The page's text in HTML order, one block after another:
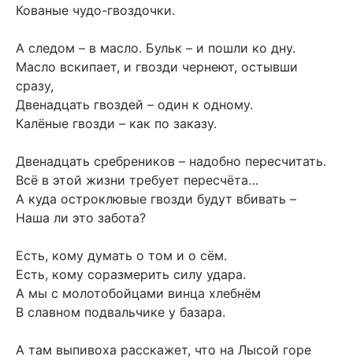
Кованые чудо-гвоздочки.
А следом – в масло. Бульк – и пошли ко дну.
Масло вскипает, и гвозди чернеют, остывши
сразу,
Двенадцать гвоздей – один к одному.
Калёные гвозди – как по заказу.
Двенадцать сребреников – надобно пересчитать.
Всё в этой жизни требует пересчёта…
А куда остроклювые гвозди будут вбивать –
Наша ли это забота?
Есть, кому думать о том и о сём.
Есть, кому соразмерить силу удара.
А мы с молотобойцами винца хлебнём
В славном подвальчике у базара.
А там выпивоха расскажет, что на Лысой горе